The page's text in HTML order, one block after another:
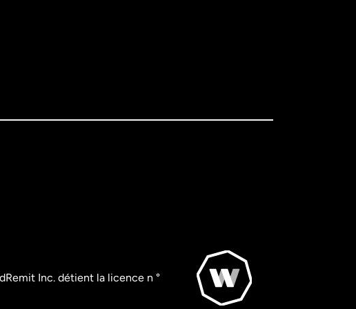
Inc. détient la licence n °